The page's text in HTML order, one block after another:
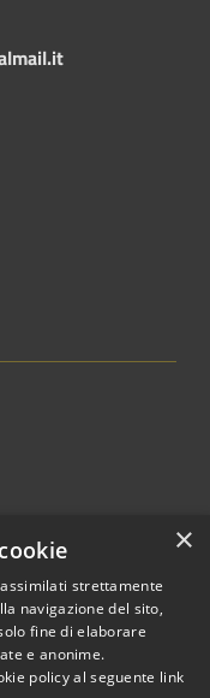
© 2026 • Comune di
×
strettamente
navigazione del sito,
fine di elaborare
e anonime.
policy al seguente link